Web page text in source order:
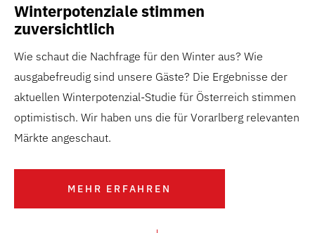
Winterpotenziale stimmen
zuversichtlich
Wie schaut die Nachfrage für den Winter aus? Wie
ausgabefreudig sind unsere Gäste? Die Ergebnisse der
aktuellen Winterpotenzial-Studie für Österreich stimmen
optimistisch. Wir haben uns die für Vorarlberg relevanten
Märkte angeschaut.
MEHR ERFAHREN